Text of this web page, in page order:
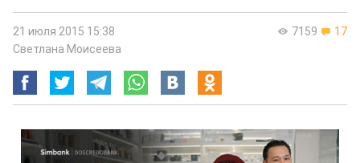
7159 17
21 июля 2015 15:38
Светлана Моисеева